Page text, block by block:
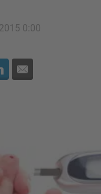
0:00